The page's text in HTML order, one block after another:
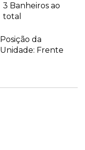
3 Banheiros ao
total
Posição da
Unidade: Frente